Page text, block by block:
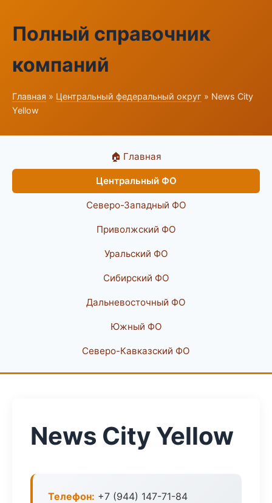
Полный справочник
компаний
Главная » Центральный федеральный округ » News City
Yellow
🏠 Главная
Центральный ФО
Северо-Западный ФО
Приволжский ФО
Уральский ФО
Сибирский ФО
Дальневосточный ФО
Южный ФО
Северо-Кавказский ФО
News City Yellow
Телефон: +7 (944) 147-71-84